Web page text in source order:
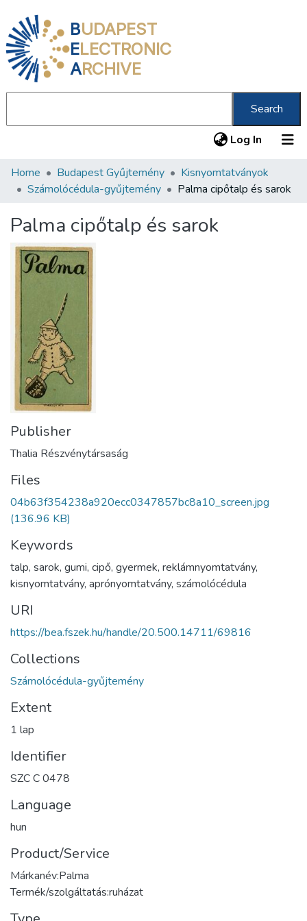
BUDAPEST
ELECTRONIC
ARCHIVE
Search
Log In (current)
Communities & Collections
Statistics
About us
Home Budapest Gyűjtemény
Kisnyomtatványok
Számolócédula-gyűjtemény
Palma cipőtalp és sarok
Palma cipőtalp és sarok
Publisher
Thalia Részvénytársaság
Files
04b63f354238a920ecc0347857bc8a10_screen.jpg
(136.96 KB)
Keywords
talp, sarok, gumi, cipő, gyermek, reklámnyomtatvány,
kisnyomtatvány, aprónyomtatvány, számolócédula
URI
https://bea.fszek.hu/handle/20.500.14711/69816
Collections
Számolócédula-gyűjtemény
Extent
1 lap
Identifier
SZC C 0478
Language
hun
Product/Service
Márkanév:Palma
Termék/szolgáltatás:ruházat